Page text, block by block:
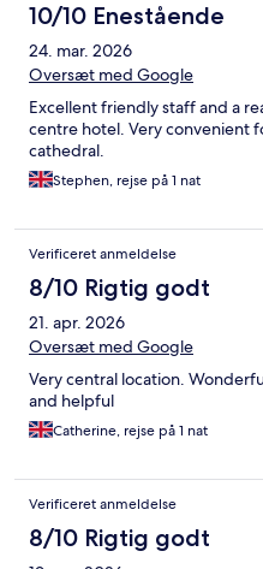
10/10 Enestående
24. mar. 2026
Oversæt med Google
Excellent friendly staff and a
centre hotel. Very convenient
cathedral.
Stephen, rejse på 1 nat
Verificeret anmeldelse
8/10 Rigtig godt
21. apr. 2026
Oversæt med Google
Very central location.
and helpful
Catherine, rejse på 1 nat
Verificeret anmeldelse
8/10 Rigtig godt